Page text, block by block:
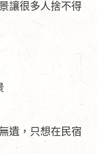
讓很多人捨不得
遺，只想在民宿